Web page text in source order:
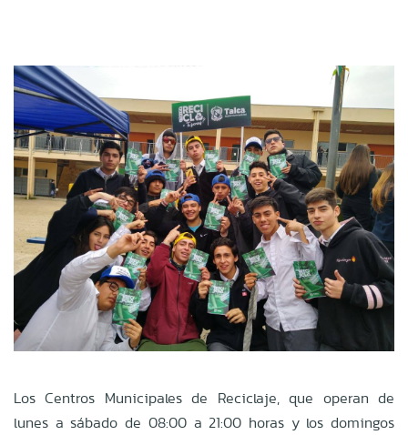
Los Centros Municipales de Reciclaje, que operan de
lunes a sábado de 08:00 a 21:00 horas y los domingos